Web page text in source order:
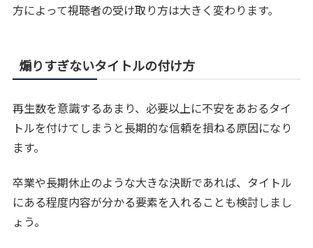
方によって視聴者の受け取り方は大きく変わります。
煽りすぎないタイトルの付け方
再生数を意識するあまり、必要以上に不安をあおるタイ
トルを付けてしまうと長期的な信頼を損ねる原因になり
ます。
卒業や長期休止のような大きな決断であれば、タイトル
にある程度内容が分かる要素を入れることも検討しまし
ょう。